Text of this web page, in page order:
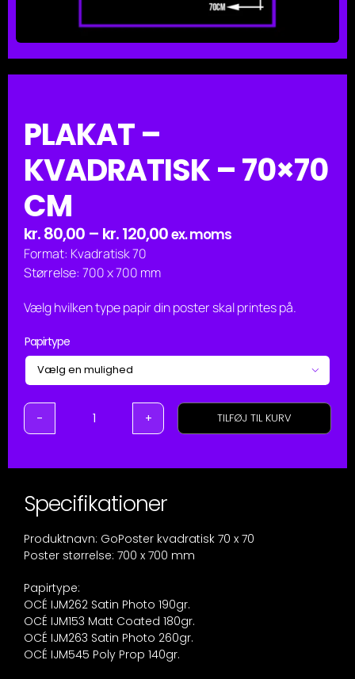
PLAKAT –
KVADRATISK – 70×70
CM
kr.80,00 – kr.120,00Prisinterval:
ex. moms
Format: Kvadratisk 70
Størrelse: 700 x 700 mm
Vælg hvilken type papir din poster skal printes på.
Papirtype

Plakat
70x70
cm
TILFØJ TIL KURV
Specifikationer
Produktnavn: GoPoster kvadratisk 70 x 70
Poster størrelse: 700 x 700 mm
Papirtype:
OCÉ IJM262 Satin Photo 190gr.
OCÉ IJM153 Matt Coated 180gr.
OCÉ IJM263 Satin Photo 260gr.
OCÉ IJM545 Poly Prop 140gr.